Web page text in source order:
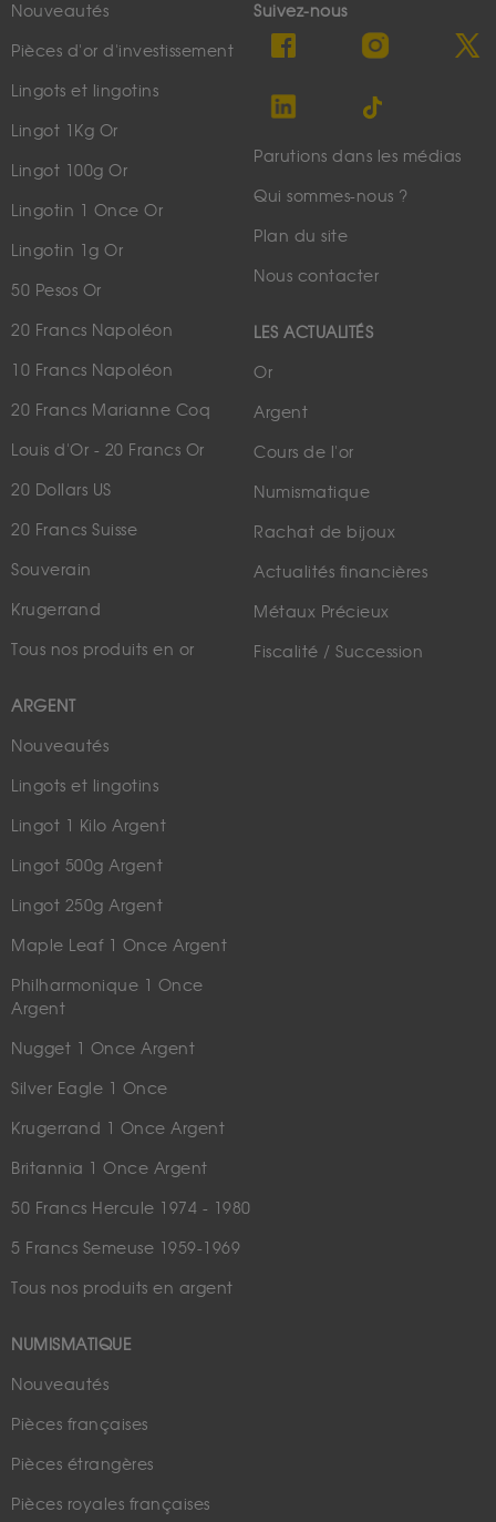
Nouveautés
Pièces d'or d'investissement
Lingots et lingotins
Lingot 1Kg Or
Lingot 100g Or
Lingotin 1 Once Or
Lingotin 1g Or
50 Pesos Or
20 Francs Napoléon
10 Francs Napoléon
20 Francs Marianne Coq
Louis d'Or - 20 Francs Or
20 Dollars US
20 Francs Suisse
Souverain
Krugerrand
Tous nos produits en or
ARGENT
Nouveautés
Lingots et lingotins
Lingot 1 Kilo Argent
Lingot 500g Argent
Lingot 250g Argent
Maple Leaf 1 Once Argent
Philharmonique 1 Once
Argent
Nugget 1 Once Argent
Silver Eagle 1 Once
Krugerrand 1 Once Argent
Britannia 1 Once Argent
50 Francs Hercule 1974 - 1980
5 Francs Semeuse 1959-1969
Tous nos produits en argent
NUMISMATIQUE
Nouveautés
Pièces françaises
Pièces étrangères
Pièces royales françaises
Suivez-nous
Parutions dans les médias
Qui sommes-nous ?
Plan du site
Nous contacter
LES ACTUALITÉS
Or
Argent
Cours de l'or
Numismatique
Rachat de bijoux
Actualités financières
Métaux Précieux
Fiscalité / Succession